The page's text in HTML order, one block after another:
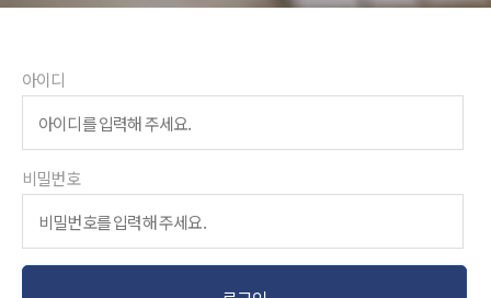
아이디
비밀번호